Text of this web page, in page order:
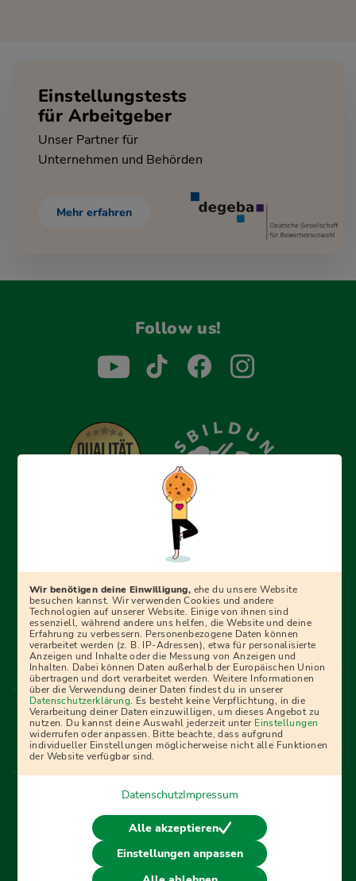
Einstellungstests
für Arbeitgeber
Unser Partner für
Unternehmen und Behörden
Mehr erfahren
Follow us!
Erfolgreich bewerben mit Ausbildungspark: Wir
begleiten dich Schritt für Schritt bei deinem Start in den
Ratgebern und Prüfungspaketen, interaktiven
Videokursen und vielem mehr. Für alle, die was werden
wollen!
Menü Fußleiste
Impressum Bildquellen Presse
Mediadaten
Partner
AGB Datenschutz
Widerrufsbelehrung
Bestellung
Affiliate Partner Cookies
Vertrag widerrufen
© 2026 Ausbildungspark Verlag. Alle Rechte vorbehalten.
Wir benötigen deine Einwilligung, ehe du unsere Website
besuchen kannst. Wir verwenden Cookies und andere
Technologien auf unserer Website. Einige von ihnen sind
essenziell, während andere uns helfen, die Website und deine
Erfahrung zu verbessern. Personenbezogene Daten können
verarbeitet werden (z. B. IP-Adressen), etwa für personalisierte
Anzeigen und Inhalte oder die Messung von Anzeigen und
Inhalten. Dabei können Daten außerhalb der Europäischen Union
übertragen und dort verarbeitet werden. Weitere Informationen
über die Verwendung deiner Daten findest du in unserer
Datenschutzerklärung. Es besteht keine Verpflichtung, in die
Verarbeitung deiner Daten einzuwilligen, um dieses Angebot zu
nutzen. Du kannst deine Auswahl jederzeit unter Einstellungen
widerrufen oder anpassen. Bitte beachte, dass aufgrund
individueller Einstellungen möglicherweise nicht alle Funktionen
der Website verfügbar sind.
DatenschutzImpressum
Alle akzeptieren
Einstellungen anpassen